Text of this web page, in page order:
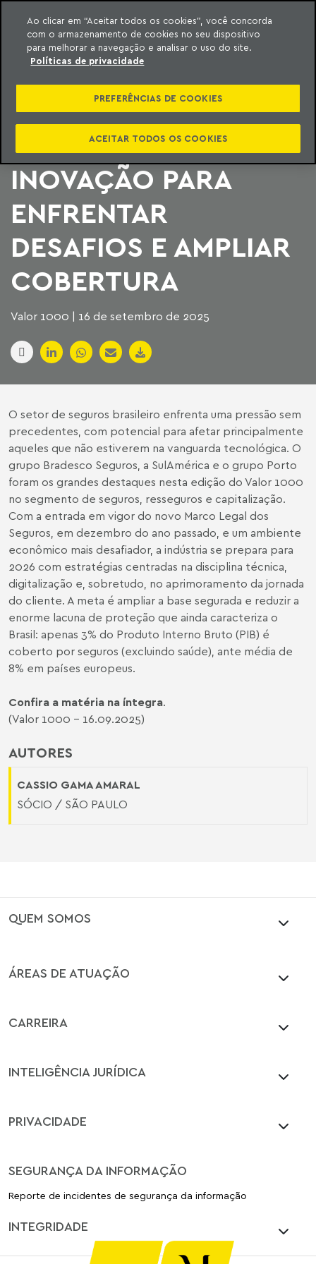
o conteúdo
Machado Meyer
VALOR 1000: SETOR
DE SEGUROS APOSTA
EM TECNOLOGIA E
INOVAÇÃO PARA
ENFRENTAR
DESAFIOS E AMPLIAR
COBERTURA
Valor 1000 | 16 de setembro de 2025
AUTORES
CASSIO GAMA AMARAL
SÓCIO / SÃO PAULO
O setor de seguros brasileiro enfrenta uma pressão sem
precedentes, com potencial para afetar principalmente
aqueles que não estiverem na vanguarda tecnológica. O
grupo Bradesco Seguros, a SulAmérica e o grupo Porto
foram os grandes destaques nesta edição do Valor 1000
no segmento de seguros, resseguros e capitalização.
Com a entrada em vigor do novo Marco Legal dos
Seguros, em dezembro do ano passado, e um ambiente
econômico mais desafiador, a indústria se prepara para
2026 com estratégias centradas na disciplina técnica,
digitalização e, sobretudo, no aprimoramento da jornada
do cliente. A meta é ampliar a base segurada e reduzir a
enorme lacuna de proteção que ainda caracteriza o
Brasil: apenas 3% do Produto Interno Bruto (PIB) é
coberto por seguros (excluindo saúde), ante média de
8% em países europeus.
Confira a matéria na íntegra.
(Valor 1000 - 16.09.2025)
QUEM SOMOS
ÁREAS DE ATUAÇÃO
CARREIRA
INTELIGÊNCIA JURÍDICA
PRIVACIDADE
SEGURANÇA DA INFORMAÇÃO
Reporte de incidentes de segurança da informação
INTEGRIDADE
Ao clicar em “Aceitar todos os cookies”, você concorda
com o armazenamento de cookies no seu dispositivo
para melhorar a navegação e analisar o uso do site.
Políticas de privacidade
PREFERÊNCIAS DE COOKIES
ACEITAR TODOS OS COOKIES